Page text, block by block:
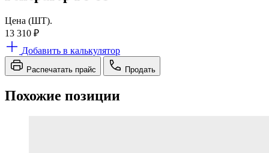
Цена (ШТ).
13 310 ₽
Добавить в калькулятор
Распечатать прайс Продать
Похожие позиции